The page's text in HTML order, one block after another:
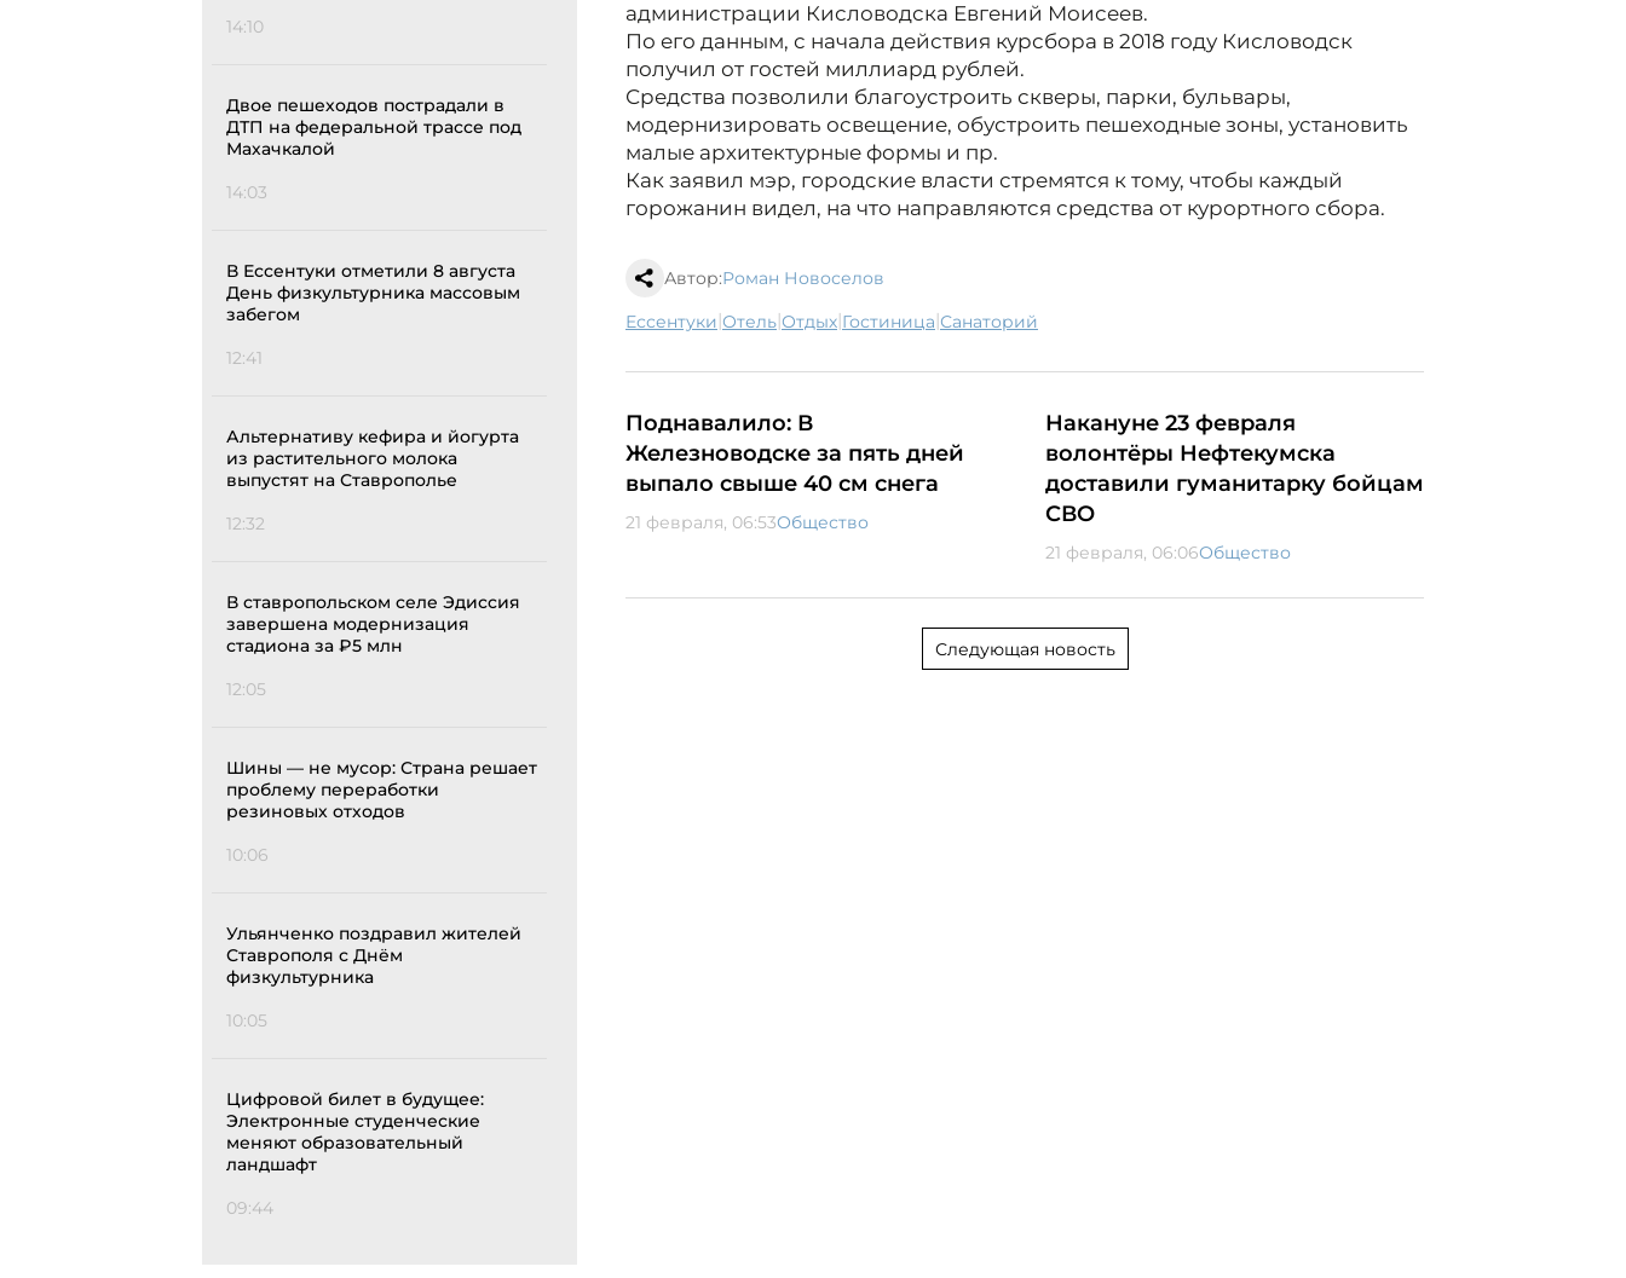
14:10
Двое пешеходов пострадали в
ДТП на федеральной трассе под
Махачкалой
14:03
В Ессентуки отметили 8 августа
День физкультурника массовым
забегом
12:41
Альтернативу кефира и йогурта
из растительного молока
выпустят на Ставрополье
12:32
В ставропольском селе Эдиссия
завершена модернизация
стадиона за ₽5 млн
12:05
Шины — не мусор: Страна решает
проблему переработки
резиновых отходов
10:06
Ульянченко поздравил жителей
Ставрополя с Днём
физкультурника
10:05
Цифровой билет в будущее:
Электронные студенческие
меняют образовательный
ландшафт
09:44
администрации Кисловодска Евгений Моисеев.
По его данным, с начала действия курсбора в 2018 году Кисловодск
получил от гостей миллиард рублей.
Средства позволили благоустроить скверы, парки, бульвары,
модернизировать освещение, обустроить пешеходные зоны, установить
малые архитектурные формы и пр.
Как заявил мэр, городские власти стремятся к тому, чтобы каждый
горожанин видел, на что направляются средства от курортного сбора.
Автор:Роман Новоселов
Ессентуки| отель| отдых| гостиница| санаторий
Поднавалило: В
Железноводске за пять дней
выпало свыше 40 см снега
21 февраля, 06:53Общество
Накануне 23 февраля
волонтёры Нефтекумска
доставили гуманитарку бойцам
СВО
21 февраля, 06:06Общество
Следующая новость